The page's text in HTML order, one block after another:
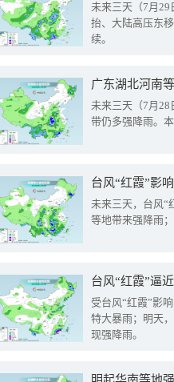
未来三天（7月29
抬、大陆高压东
续。
广东湖北河南
未来三天（7月28
带仍多强降雨。
台风“红霞”影
未来三天，台风“
等地带来强降雨
台风“红霞”逼
受台风“红霞”影
特大暴雨；明天
现强降雨。